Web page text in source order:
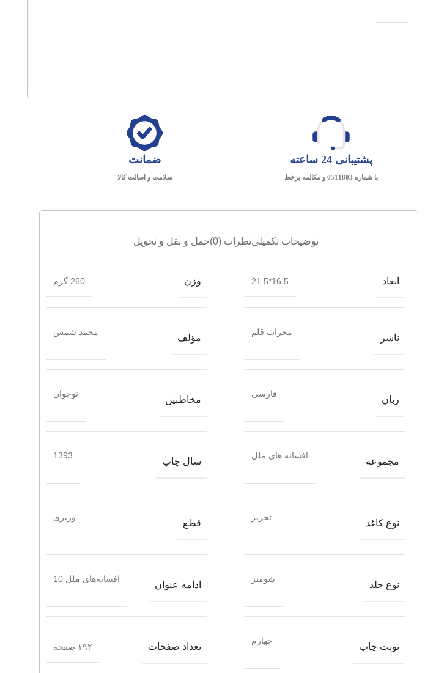
پشتیبانی 24 ساعته
با شماره 0511803 و مکالمه برخط
ضمانت
سلامت و اصالت کالا
توضیحات تکمیلینظرات (0) حمل و نقل و تحویل
ابعاد 16.5*21.5 وزن 260 گرم
ناشر
محراب قلم
مؤلف
محمد شمس
زبان
فارسی
مخاطبین
نوجوان
مجموعه
افسانه‌ های ملل
سال چاپ
1393
نوع کاغذ
تحریر
قطع
وزیری
نوع جلد
شومیز
ادامه عنوان
افسانه‌های ملل 10
نوبت چاپ
چهارم
تعداد صفحات ۱۹۲ صفحه